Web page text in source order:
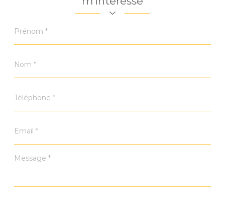
*
*
*
Message